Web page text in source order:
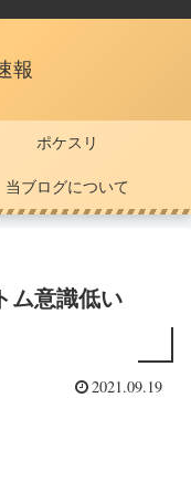
報
ポケスリ
当ブログについて
ム意識低い
2021.09.19